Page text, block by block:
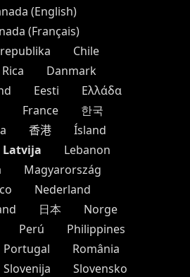
(English)
(Français)
Chile
Danmark
Eesti
Ελλάδα
France
한국
香港
Ísland
Latvija
Lebanon
Magyarország
Nederland
日本
Norge
Perú
Philippines
Portugal
România
Slovenija
Slovensko